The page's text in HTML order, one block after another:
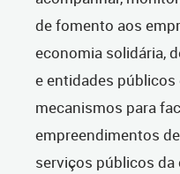
de fomento aos
economia solidária,
e entidades
mecanismos para
empreendimentos
serviços públicos da